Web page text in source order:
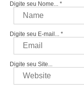
Digite seu Nome... *
Digite seu E-mail... *
Digite seu Site...